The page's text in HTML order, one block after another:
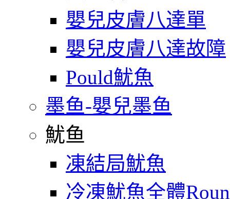
嬰兒皮膚八達單
嬰兒皮膚八達故障
Pould魷魚
墨鱼-嬰兒墨鱼
魷鱼
凍結局魷魚
冷凍魷魚全體